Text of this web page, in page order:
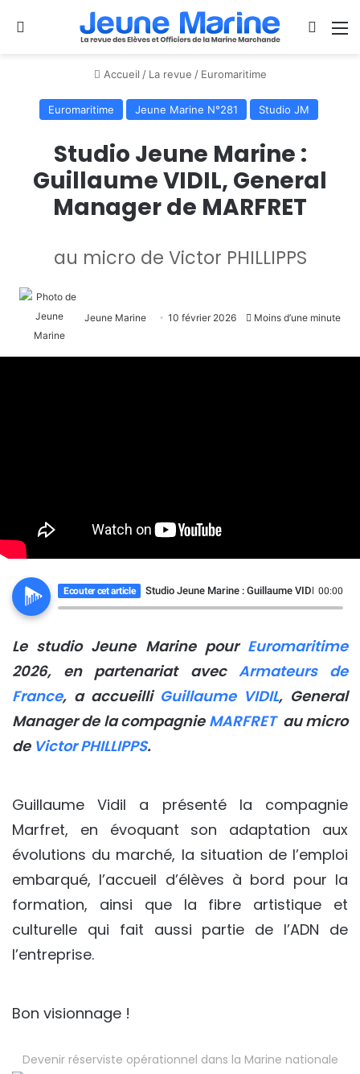
Se connecter
Accueil / La revue / Euromaritime
Euromaritime Jeune Marine N°281 Studio JM
Studio Jeune Marine :
Guillaume VIDIL, General
Manager de MARFRET
au micro de Victor PHILLIPPS
Jeune Marine 10 février 2026 Moins d’une minute
Ecouter cet article Studio Jeune Marine : Guillaume VIDIL,00:00
Le studio Jeune Marine pour Euromaritime
2026, en partenariat avec Armateurs de
France, a accueilli Guillaume VIDIL, General
Manager de la compagnieMARFRETau micro
de Victor PHILLIPPS.
Guillaume Vidil a présenté la compagnie
Marfret, en évoquant son adaptation aux
évolutions du marché, la situation de l’emploi
embarqué, l’accueil d’élèves à bord pour la
formation, ainsi que la fibre artistique et
culturelle qui fait aussi partie de l’ADN de
l’entreprise.
Bon visionnage !
Devenir réserviste opérationnel dans la Marine nationale